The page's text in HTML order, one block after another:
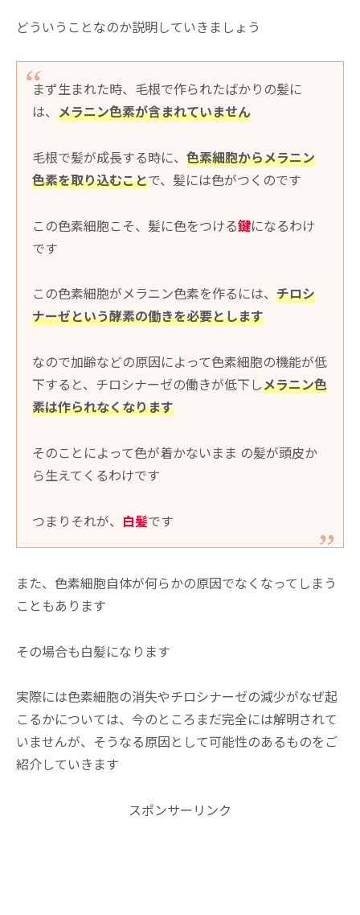
どういうことなのか説明していきましょう
まず生まれた時、毛根で作られたばかりの髪に
は、メラニン色素が含まれていません
毛根で髪が成長する時に、色素細胞からメラニン
色素を取り込むことで、髪には色がつくのです
この色素細胞こそ、髪に色をつける鍵になるわけ
です
この色素細胞がメラニン色素を作るには、チロシ
ナーゼという酵素の働きを必要とします
なので加齢などの原因によって色素細胞の機能が低
下すると、チロシナーゼの働きが低下しメラニン色
素は作られなくなります
そのことによって色が着かないまま の髪が頭皮か
ら生えてくるわけです
つまりそれが、 白髪です
また、色素細胞自体が何らかの原因でなくなってしまう
こともあります
その場合も白髪になります
実際には色素細胞の消失やチロシナーゼの減少がなぜ起
こるかについては、今のところまだ完全には解明されて
いませんが、そうなる原因として可能性のあるものをご
紹介していきます
スポンサーリンク